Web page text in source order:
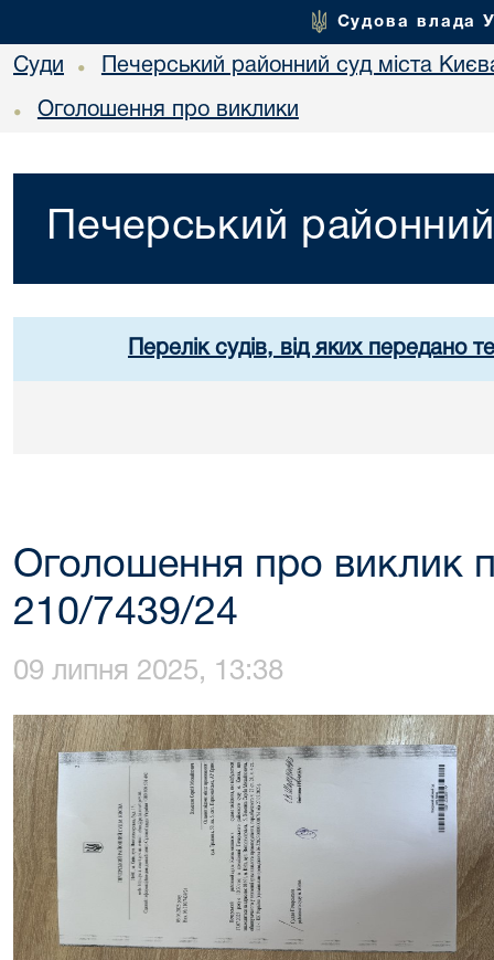
Судова влада
Суди • Печерський районний суд міста
• Оголошення про виклики
Печерський
Перелік судів, від яких передано
Оголошення про виклик
210/7439/24
09 липня 2025, 13:38